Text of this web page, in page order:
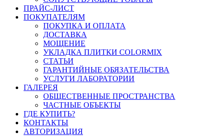
ПРАЙС-ЛИСТ
ПОКУПАТЕЛЯМ
ПОКУПКА И ОПЛАТА
ДОСТАВКА
МОЩЕНИЕ
УКЛАДКА ПЛИТКИ COLORMIX
СТАТЬИ
ГАРАНТИЙНЫЕ ОБЯЗАТЕЛЬСТВА
УСЛУГИ ЛАБОРАТОРИИ
ГАЛЕРЕЯ
ОБЩЕСТВЕННЫЕ ПРОСТРАНСТВА
ЧАСТНЫЕ ОБЪЕКТЫ
ГДЕ КУПИТЬ?
КОНТАКТЫ
АВТОРИЗАЦИЯ